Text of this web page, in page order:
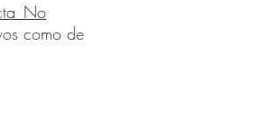
como de